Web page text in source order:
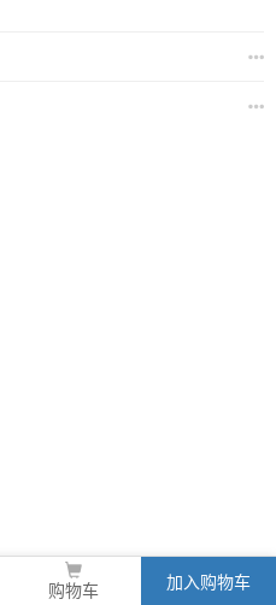
购物车 加入购物车